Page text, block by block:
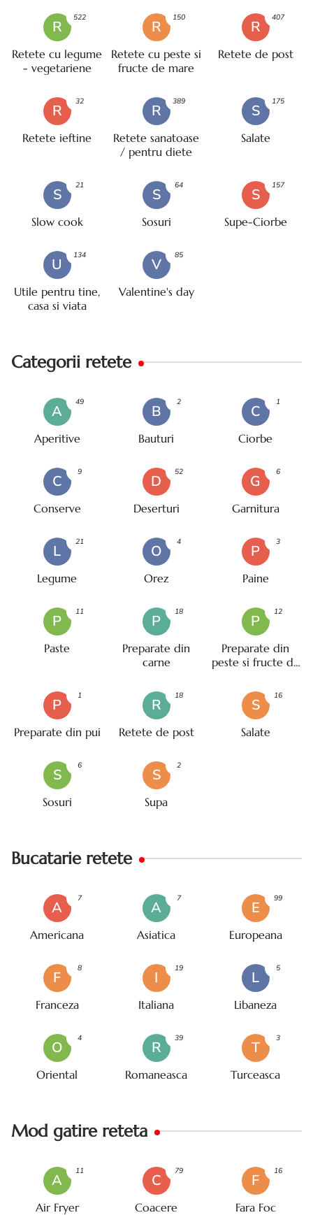
R
Retete cu legume
- vegetariene
522
R
Retete cu peste si
fructe de mare
150
R
Retete de post
407
R
Retete ieftine
32
R
Retete sanatoase
/ pentru diete
389
S
Salate
175
S
Slow cook
21
S
Sosuri
64
S
Supe-Ciorbe
157
U
Utile pentru tine,
casa si viata
134
V
Valentine's day
85
Categorii retete
A
Aperitive
49
B
Bauturi
2
C
Ciorbe
1
C
Conserve
9
D
Deserturi
52
G
Garnitura
6
L
Legume
21
O
Orez
4
P
Paine
3
P
Paste
11
P
Preparate din
carne
18
P
Preparate din
peste si fructe de
12
P
Preparate din pui
1
R
Retete de post
18
S
Salate
16
S
Sosuri
6
S
Supa
2
Bucatarie retete
A
Americana
7
A
Asiatica
7
E
Europeana
99
F
Franceza
8
I
Italiana
19
L
Libaneza
5
O
Oriental
4
R
Romaneasca
39
T
Turceasca
3
Mod gatire reteta
A
Air Fryer
11
C
Coacere
79
F
Fara Foc
16